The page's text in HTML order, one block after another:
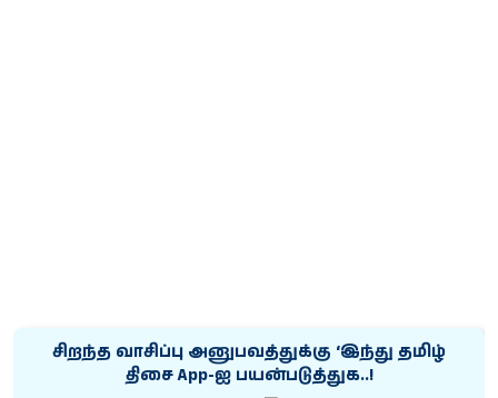
சிறந்த வாசிப்பு அனுபவத்துக்கு ‘இந்து தமிழ்
திசை App-ஐ பயன்படுத்துக..!